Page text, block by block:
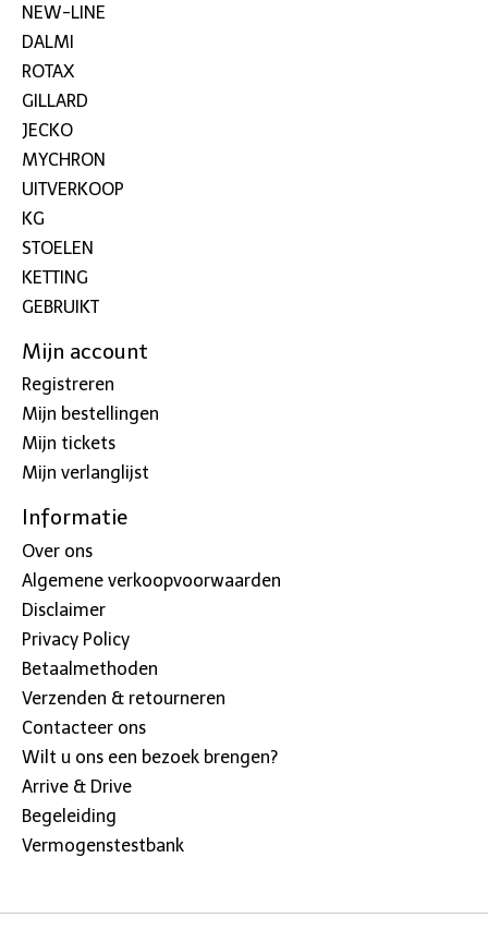
NEW-LINE
DALMI
ROTAX
GILLARD
JECKO
MYCHRON
UITVERKOOP
KG
STOELEN
KETTING
GEBRUIKT
Mijn account
Registreren
Mijn bestellingen
Mijn tickets
Mijn verlanglijst
Informatie
Over ons
Algemene verkoopvoorwaarden
Disclaimer
Privacy Policy
Betaalmethoden
Verzenden & retourneren
Contacteer ons
Wilt u ons een bezoek brengen?
Arrive & Drive
Begeleiding
Vermogenstestbank